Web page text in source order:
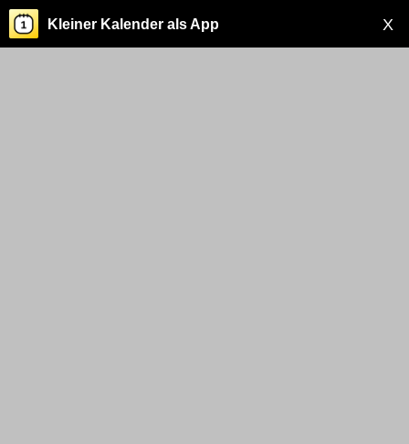
X
Kleiner Kalender als App